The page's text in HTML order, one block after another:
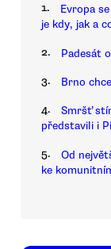
1.
Evropa
je kdy, jak a
2. Padesát
3. Brno
4.
Smršť
představili i
5.
Od
ke